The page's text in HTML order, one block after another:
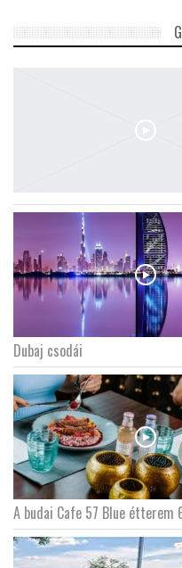
Dubaj csodái
A budai Cafe 57 Blue